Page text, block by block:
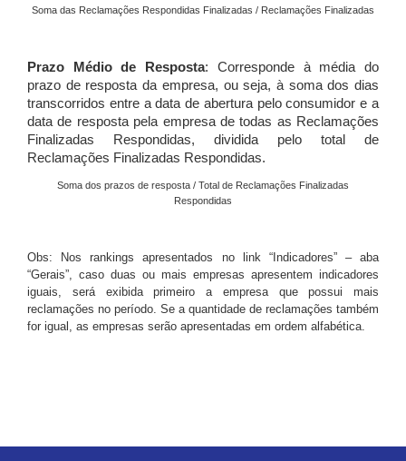
Soma das Reclamações Respondidas Finalizadas / Reclamações Finalizadas
Prazo Médio de Resposta: Corresponde à média do
prazo de resposta da empresa, ou seja, à soma dos dias
transcorridos entre a data de abertura pelo consumidor e a
data de resposta pela empresa de todas as Reclamações
Finalizadas Respondidas, dividida pelo total de
Reclamações Finalizadas Respondidas.
Soma dos prazos de resposta / Total de Reclamações Finalizadas
Respondidas
Obs: Nos rankings apresentados no link “Indicadores” – aba
“Gerais”, caso duas ou mais empresas apresentem indicadores
iguais, será exibida primeiro a empresa que possui mais
reclamações no período. Se a quantidade de reclamações também
for igual, as empresas serão apresentadas em ordem alfabética.